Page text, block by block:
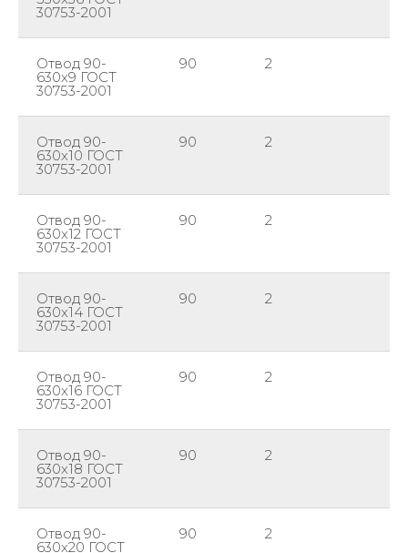
30753-2001
Отвод 90-
630х9 ГОСТ
30753-2001
90 2
Отвод 90-
630х10 ГОСТ
30753-2001
90 2
Отвод 90-
630х12 ГОСТ
30753-2001
90 2
Отвод 90-
630х14 ГОСТ
30753-2001
90 2
Отвод 90-
630х16 ГОСТ
30753-2001
90 2
Отвод 90-
630х18 ГОСТ
30753-2001
90 2
Отвод 90-
630х20 ГОСТ
90 2